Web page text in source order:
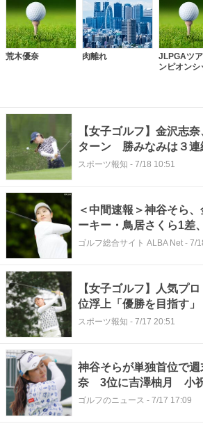
荒木優奈 肉離れ
JLPGAツ
ンピオンシ
【女子ゴルフ】金沢志
ターン 勝みなみは３連
浮上 明治安田レディス
スポーツ報知 - 7/18 10:51
＜中間速報＞神谷そら
ーキー・鳥居さくら1差
ゴルフ総合サイト ALBA Net - 7/
【女子ゴルフ】人気プ
位浮上「優勝を目指す
でショット苦戦も「最近
スポーツ報知 - 7/17 20:51
神谷そらが単独首位で
奈 3位に吉澤柚月 小
は37位で予選通過
ゴルフのニュース - 7/17 17:09